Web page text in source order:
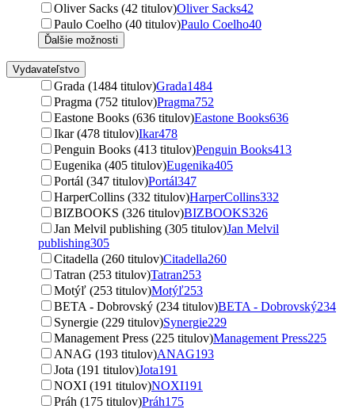
Oliver Sacks (42 titulov)Oliver Sacks42
Paulo Coelho (40 titulov)Paulo Coelho40
Ďalšie možnosti
Vydavateľstvo
Grada (1484 titulov)Grada1484
Pragma (752 titulov)Pragma752
Eastone Books (636 titulov)Eastone Books636
Ikar (478 titulov)Ikar478
Penguin Books (413 titulov)Penguin Books413
Eugenika (405 titulov)Eugenika405
Portál (347 titulov)Portál347
HarperCollins (332 titulov)HarperCollins332
BIZBOOKS (326 titulov)BIZBOOKS326
Jan Melvil publishing (305 titulov)Jan Melvil
publishing305
Citadella (260 titulov)Citadella260
Tatran (253 titulov)Tatran253
Motýľ (253 titulov)Motýľ253
BETA - Dobrovský (234 titulov)BETA - Dobrovský234
Synergie (229 titulov)Synergie229
Management Press (225 titulov)Management Press225
ANAG (193 titulov)ANAG193
Jota (191 titulov)Jota191
NOXI (191 titulov)NOXI191
Práh (175 titulov)Práh175